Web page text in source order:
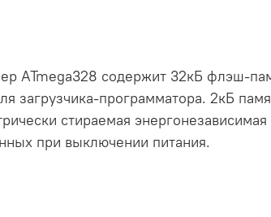
ATmega328 содержит 32кБ флэш-
загрузчика-программатора. 2кБ
стираемая
при выключении питания.